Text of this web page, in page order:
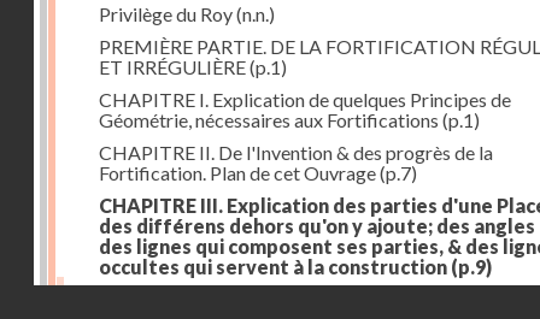
Privilège du Roy(n.n.)
PREMIÈRE PARTIE. DE LA FORTIFICATION
ET IRRÉGULIÈRE(p.1)
CHAPITRE I. Explication de quelques Principes de
Géométrie, nécessaires aux Fortifications (p.1)
CHAPITRE II. De l'Invention & des progrès de la
Fortification. Plan de cet Ouvrage(p.7)
CHAPITRE III. Explication des parties d'une
des différens dehors qu'on y ajoute; des angles
des lignes qui composent ses parties, & des
occultes qui servent à la construction (p.9)
Des lignes & des angles qui composent les parties